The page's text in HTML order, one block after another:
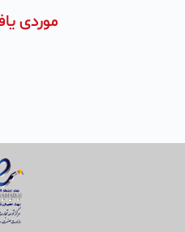
موردی